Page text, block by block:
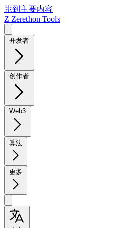
跳到主要内容
Z Zerethon Tools
开发者
创作者
Web3
算法
更多